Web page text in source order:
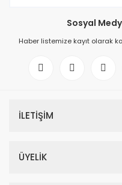
Sosyal
Haber listemize kayıt olarak
İLETİŞİM
ÜYELİK